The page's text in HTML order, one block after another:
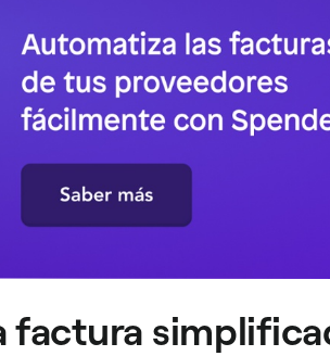
factura